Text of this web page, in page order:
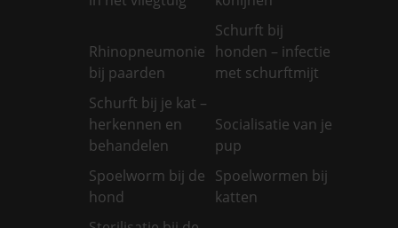
Rhinopneumonie
bij paarden
Schurft bij
honden – infectie
met schurftmijt
Schurft bij je kat –
herkennen en
behandelen
Socialisatie van je
pup
Spoelworm bij de
hond
Spoelwormen bij
katten